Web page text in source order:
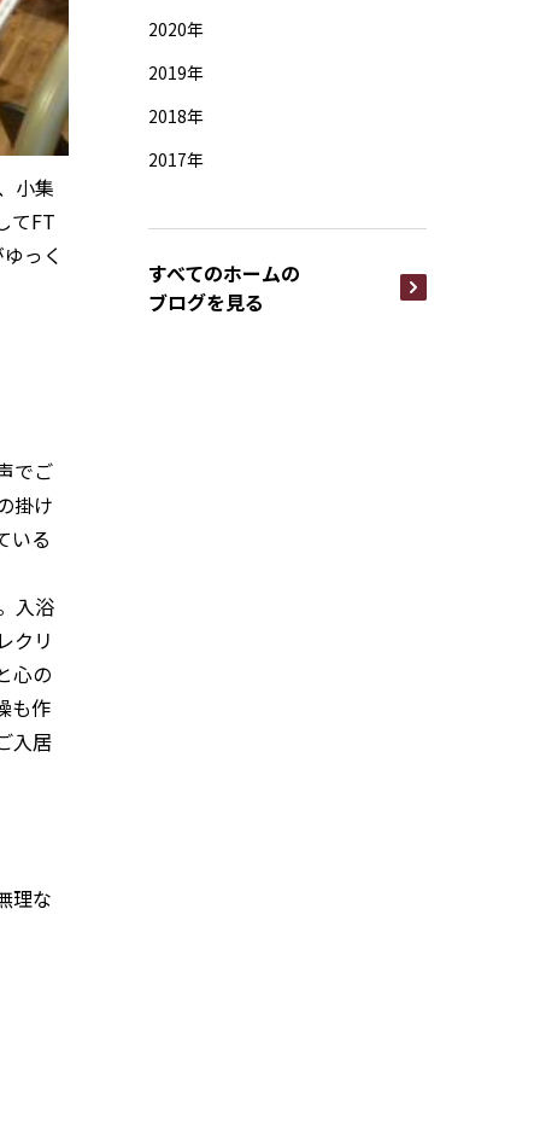
小集
てFT
っく
でご
掛け
いる
入浴
クリ
心の
も作
入居
理な
2020年
2019年
2018年
2017年
すべてのホームの
ブログを見る